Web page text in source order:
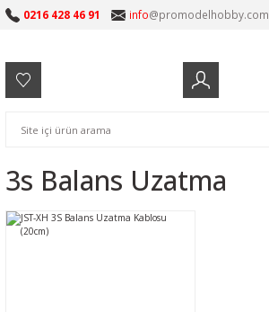
0216 428 46 91 info@promodelhobby.com
3s Balans Uzatma